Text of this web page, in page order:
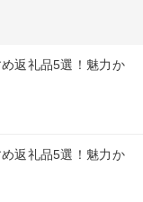
返礼品5選！魅力か
返礼品5選！魅力か